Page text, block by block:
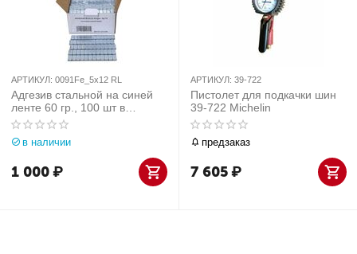
АРТИКУЛ: 0091Fe_5х12 RL
Адгезив стальной на синей
ленте 60 гр., 100 шт в
упаковке, 5гр х 12
(закругленная с лайнером)
в наличии
1 000₽
АРТИКУЛ: 39-722
Пистолет для подкачки шин
39-722 Michelin
предзаказ
7 605₽